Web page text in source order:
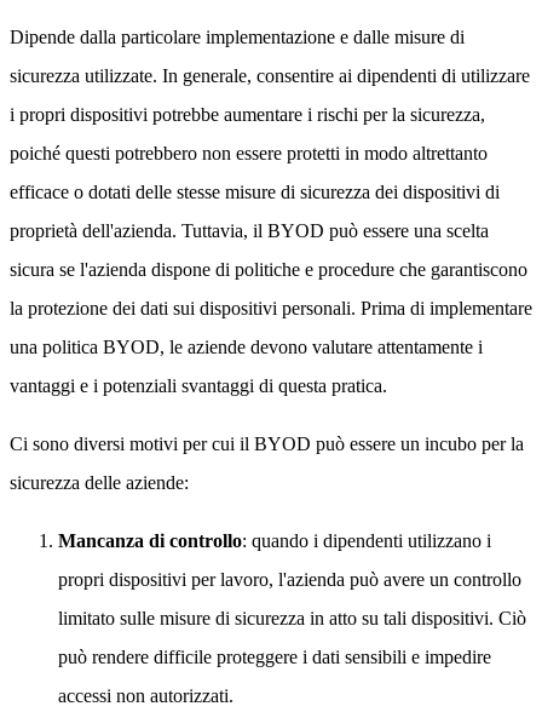
Dipende dalla particolare implementazione e dalle misure di
sicurezza utilizzate. In generale, consentire ai dipendenti di utilizzare
i propri dispositivi potrebbe aumentare i rischi per la sicurezza,
poiché questi potrebbero non essere protetti in modo altrettanto
efficace o dotati delle stesse misure di sicurezza dei dispositivi di
proprietà dell'azienda. Tuttavia, il BYOD può essere una scelta
sicura se l'azienda dispone di politiche e procedure che garantiscono
la protezione dei dati sui dispositivi personali. Prima di implementare
una politica BYOD, le aziende devono valutare attentamente i
vantaggi e i potenziali svantaggi di questa pratica.
Ci sono diversi motivi per cui il BYOD può essere un incubo per la
sicurezza delle aziende:
Mancanza di controllo: quando i dipendenti utilizzano i
propri dispositivi per lavoro, l'azienda può avere un controllo
limitato sulle misure di sicurezza in atto su tali dispositivi. Ciò
può rendere difficile proteggere i dati sensibili e impedire
accessi non autorizzati.